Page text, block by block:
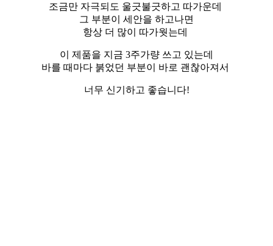
조금만 자극되도 울긋불긋하고 따가운데
그 부분이 세안을 하고나면
항상 더 많이 따가웟는데
이 제품을 지금 3주가량 쓰고 있는데
바를 때마다 붉었던 부분이 바로 괜찮아져서
너무 신기하고 좋습니다!